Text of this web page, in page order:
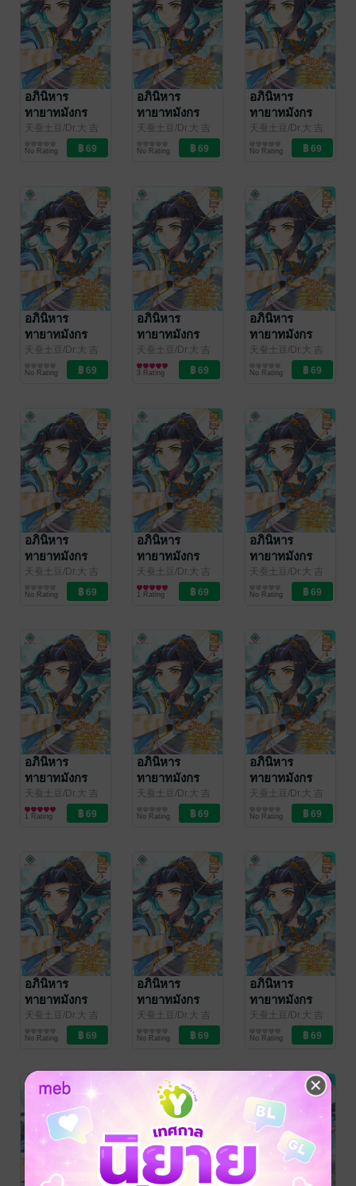
อภินิหาร
ทายาทมังกร
จอมราชัน เล่ม
天蚕土豆/Dr.大 吉
(ดร.ต้าจี๋)/เจียโหยว
(เทียนถานถู่โต้ว) ผู้
การ์ตูนทั่วไป
No Rating
อภินิหาร
ทายาทมังกร
จอมราชัน เล่ม
天蚕土豆/Dr.大 吉
(ดร.ต้าจี๋)/เจียโหยว
(เทียนถานถู่โต้ว) ผู้
การ์ตูนทั่วไป
No Rating
อภินิหาร
ทายาทมังกร
จอมราชัน เล่ม
天蚕土豆/Dr.大 吉
(ดร.ต้าจี๋)/เจียโหยว
(เทียนถานถู่โต้ว) ผู้
การ์ตูนทั่วไป
No Rating
อภินิหาร
ทายาทมังกร
จอมราชัน เล่ม
天蚕土豆/Dr.大 吉
(ดร.ต้าจี๋)/เจียโหยว
(เทียนถานถู่โต้ว) ผู้
การ์ตูนทั่วไป
No Rating
อภินิหาร
ทายาทมังกร
จอมราชัน เล่ม
99
天蚕土豆/Dr.大 吉
(ดร.ต้าจี๋)/เจียโหยว
(เทียนถานถู่โต้ว) ผู้
การ์ตูนทั่วไป
3 Rating
อภินิหาร
ทายาทมังกร
จอมราชัน เล่ม
天蚕土豆/Dr.大 吉
(ดร.ต้าจี๋)/เจียโหยว
(เทียนถานถู่โต้ว) ผู้
การ์ตูนทั่วไป
No Rating
อภินิหาร
ทายาทมังกร
จอมราชัน เล่ม
天蚕土豆/Dr.大 吉
(ดร.ต้าจี๋)/เจียโหยว
(เทียนถานถู่โต้ว) ผู้
การ์ตูนทั่วไป
No Rating
อภินิหาร
ทายาทมังกร
จอมราชัน เล่ม
96
天蚕土豆/Dr.大 吉
(ดร.ต้าจี๋)/เจียโหยว
(เทียนถานถู่โต้ว) ผู้
การ์ตูนทั่วไป
1 Rating
อภินิหาร
ทายาทมังกร
จอมราชัน เล่ม
天蚕土豆/Dr.大 吉
(ดร.ต้าจี๋)/เจียโหยว
(เทียนถานถู่โต้ว) ผู้
การ์ตูนทั่วไป
No Rating
อภินิหาร
ทายาทมังกร
จอมราชัน เล่ม
94
天蚕土豆/Dr.大 吉
(ดร.ต้าจี๋)/เจียโหยว
(เทียนถานถู่โต้ว) ผู้
การ์ตูนทั่วไป
1 Rating
อภินิหาร
ทายาทมังกร
จอมราชัน เล่ม
天蚕土豆/Dr.大 吉
(ดร.ต้าจี๋)/เจียโหยว
(เทียนถานถู่โต้ว) ผู้
การ์ตูนทั่วไป
No Rating
อภินิหาร
ทายาทมังกร
จอมราชัน เล่ม
天蚕土豆/Dr.大 吉
(ดร.ต้าจี๋)/เจียโหยว
(เทียนถานถู่โต้ว) ผู้
การ์ตูนทั่วไป
No Rating
อภินิหาร
ทายาทมังกร
จอมราชัน เล่ม
天蚕土豆/Dr.大 吉
(ดร.ต้าจี๋)/เจียโหยว
(เทียนถานถู่โต้ว) ผู้
kawebook.com
การ์ตูนทั่วไป
No Rating
อภินิหาร
ทายาทมังกร
จอมราชัน เล่ม
天蚕土豆/Dr.大 吉
(ดร.ต้าจี๋)/เจียโหยว
(เทียนถานถู่โต้ว) ผู้
kawebook.com
การ์ตูนทั่วไป
No Rating
อภินิหาร
ทายาทมังกร
จอมราชัน เล่ม
天蚕土豆/Dr.大 吉
(ดร.ต้าจี๋)/เจียโหยว
(เทียนถานถู่โต้ว) ผู้
kawebook.com
การ์ตูนทั่วไป
No Rating